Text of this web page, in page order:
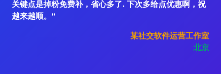
关键点是掉粉免费补，省心多了. 下次多给点优惠啊，祝
越来越顺。"
某社交软件运营工作室
北京